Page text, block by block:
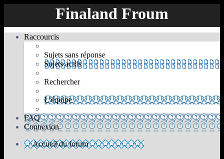
Finaland Froum
Raccourcis
Sujets sans réponse
Sujets actifs
Rechercher
L’équipe
FAQ
Connexion
Accueil du forum